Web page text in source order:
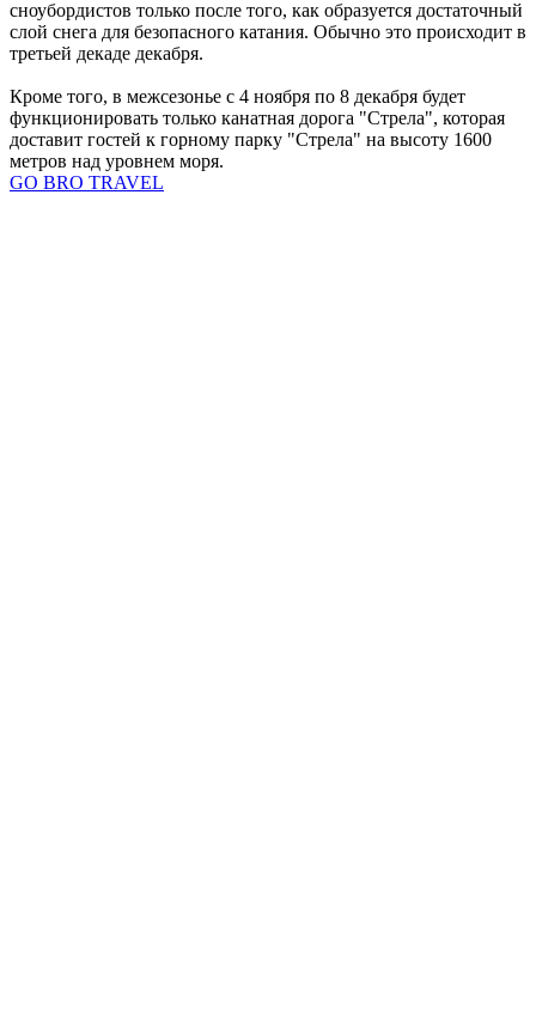
сноубордистов только после того, как образуется достаточный
слой снега для безопасного катания. Обычно это происходит в
третьей декаде декабря.
Кроме того, в межсезонье с 4 ноября по 8 декабря будет
функционировать только канатная дорога "Стрела", которая
доставит гостей к горному парку "Стрела" на высоту 1600
метров над уровнем моря.
GO BRO TRAVEL